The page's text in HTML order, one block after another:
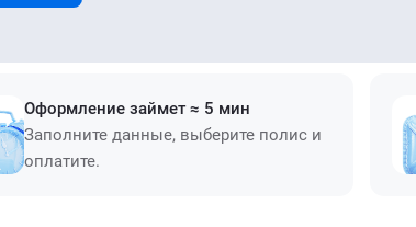
Оформление займет ≈ 5 мин
Заполните данные, выберите полис и
оплатите.